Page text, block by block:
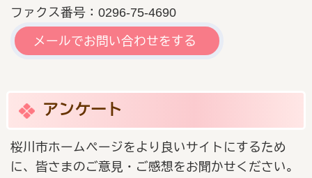
ファクス番号：0296-75-4690
メールでお問い合わせをする
アンケート
桜川市ホームページをより良いサイトにするため
に、皆さまのご意見・ご感想をお聞かせください。